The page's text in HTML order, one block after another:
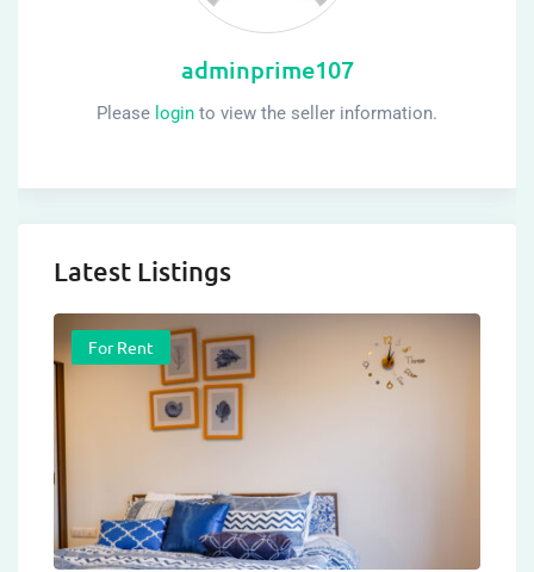
adminprime107
Please login to view the seller information.
Latest Listings
For Rent